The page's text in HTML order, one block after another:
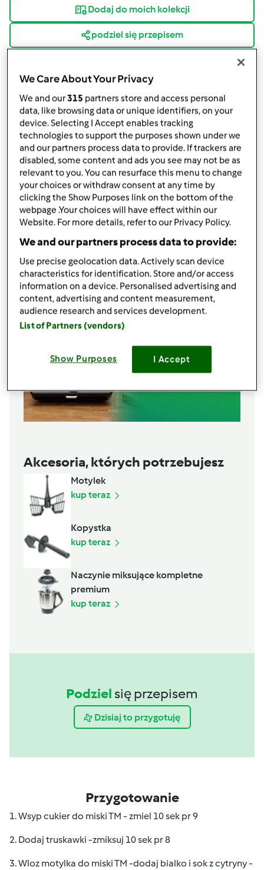
Dodaj do moich kolekcji
podziel się przepisem
Składniki
Truskawkowy Puch
150gramówcukru
250gramówtruskawek
1bialko
1sok z jednej cytryny
Lista zakupów
Akcesoria, których potrzebujesz
Motylek
kup teraz
Kopystka
kup teraz
Naczynie miksujące kompletne
premium
kup teraz
Podziel się przepisem
Dzisiaj to przygotuję
Przygotowanie
1. Wsyp cukier do miski TM - zmiel 10 sek pr 9
2. Dodaj truskawki -zmiksuj 10 sek pr 8
3. Wloz motylka do miski TM -dodaj bialko i sok z cytryny -
We Care About Your Privacy
We and our315 partners store and access personal
data, like browsing data or unique identifiers, on your
device. Selecting I Accept enables tracking
technologies to support the purposes shown under we
and our partners process data to provide. If trackers are
disabled, some content and ads you see may not be as
relevant to you. You can resurface this menu to change
your choices or withdraw consent at any time by
clicking the Show Purposes link on the bottom of the
webpage .Your choices will have effect within our
Website. For more details, refer to our Privacy Policy.
We and our partners process data to provide:
Use precise geolocation data. Actively scan device
characteristics for identification. Store and/or access
information on a device. Personalised advertising and
content, advertising and content measurement,
audience research and services development.
List of Partners (vendors)
Show Purposes I Accept